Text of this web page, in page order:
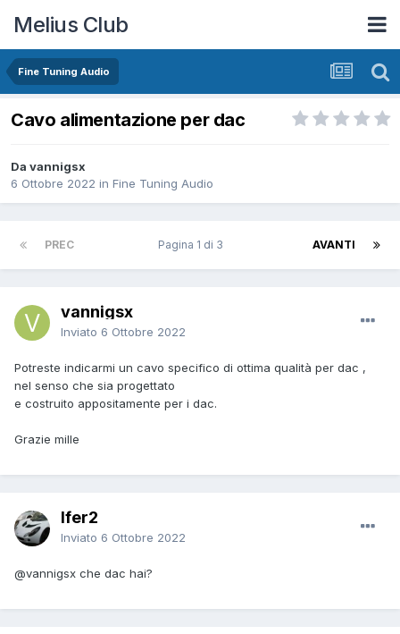
Melius Club
Fine Tuning Audio
Cavo alimentazione per dac
Da vannigsx
6 Ottobre 2022 in Fine Tuning Audio
PREC AVANTI
Pagina 1 di 3
vannigsx
Inviato 6 Ottobre 2022
Potreste indicarmi un cavo specifico di ottima qualità per dac ,
nel senso che sia progettato
e costruito appositamente per i dac.
Grazie mille
Ifer2
Inviato 6 Ottobre 2022
@vannigsx che dac hai?